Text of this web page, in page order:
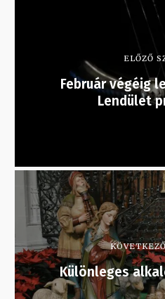
ELŐZŐ
Február végéig
Lendület
Különleges